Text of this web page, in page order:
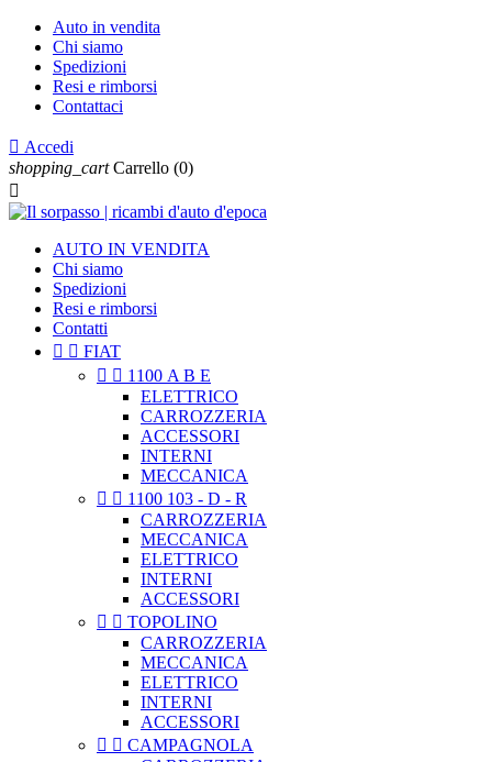
Auto in vendita
Chi siamo
Spedizioni
Resi e rimborsi
Contattaci
 Accedi
shopping_cart Carrello (0)

AUTO IN VENDITA
Chi siamo
Spedizioni
Resi e rimborsi
Contatti
  FIAT
  1100 A B E
ELETTRICO
CARROZZERIA
ACCESSORI
INTERNI
MECCANICA
  1100 103 - D - R
CARROZZERIA
MECCANICA
ELETTRICO
INTERNI
ACCESSORI
  TOPOLINO
CARROZZERIA
MECCANICA
ELETTRICO
INTERNI
ACCESSORI
  CAMPAGNOLA